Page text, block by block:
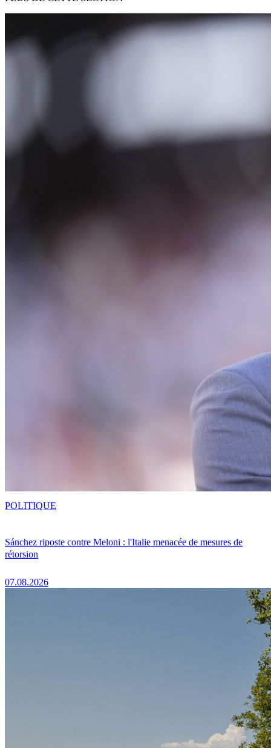
Sánchez riposte contre Meloni : l'Italie menacée de mesures de
rétorsion
07.08.2026
POLITIQUE